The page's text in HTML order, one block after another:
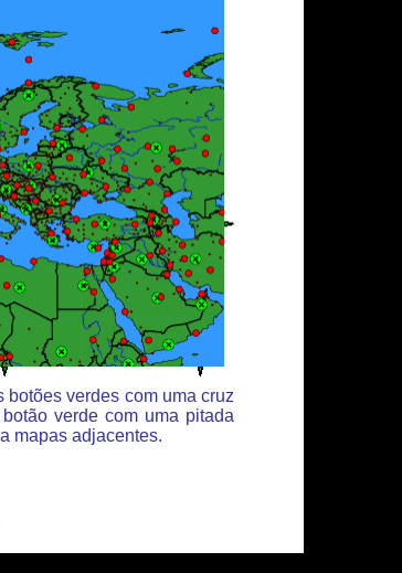
botões verdes com uma cruz
verde com uma pitada
mapas adjacentes.